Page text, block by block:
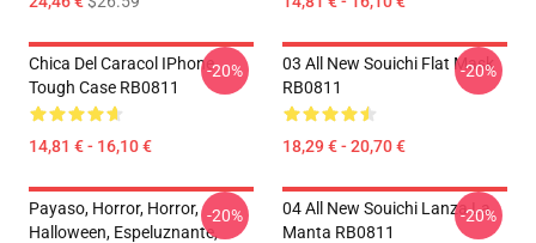
Chica Del Caracol IPhone
Tough Case RB0811
14,81 € - 16,10 €
-20%
03 All New Souichi Flat Mask
RB0811
18,29 € - 20,70 €
-20%
Payaso, Horror, Horror,
Halloween, Espeluznante,
-20%
04 All New Souichi Lanza La
Manta RB0811
-20%